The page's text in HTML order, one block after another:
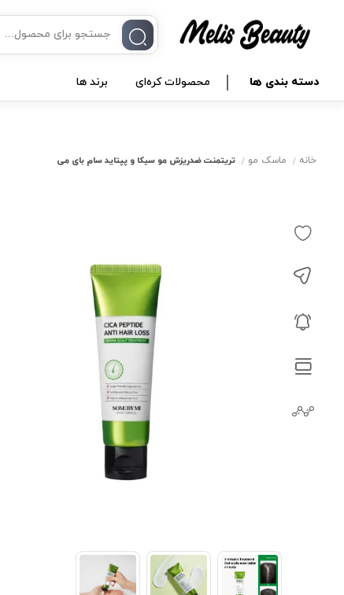
دسته بندی ها محصولات کره‌ای برند ها
خانه ماسک مو تریتمنت ضدریزش مو سیکا و پپتاید سام بای می